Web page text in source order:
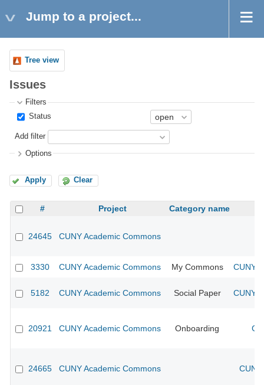
Jump to a project...
Tree view
Issues
Filters
Status
Add filter
Options
Apply Clear
# Project Category name
24645 CUNY Academic Commons
3330 CUNY Academic Commons My Commons CUNY
5182 CUNY Academic Commons Social Paper CUNY
20921 CUNY Academic Commons Onboarding
24665 CUNY Academic Commons